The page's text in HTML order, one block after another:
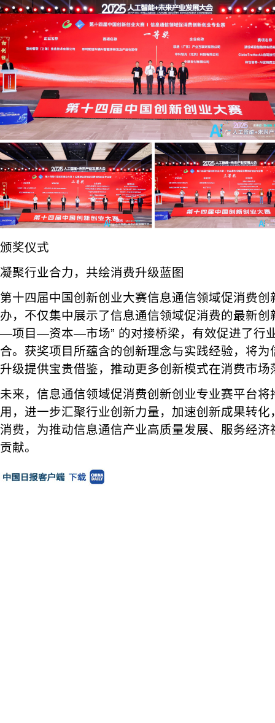
颁奖仪式
凝聚行业合力，共绘消费升级蓝图
第十四届中国创新创业大赛信息通信领域促消费
办，不仅集中展示了信息通信领域促消费的最新创
—项目—资本—市场” 的对接桥梁，有效促进了行
合。获奖项目所蕴含的创新理念与实践经验，将
升级提供宝贵借鉴，推动更多创新模式在消费市场
未来，信息通信领域促消费创新创业专业赛平台
用，进一步汇聚行业创新力量，加速创新成果转
消费，为推动信息通信产业高质量发展、服务经
贡献。